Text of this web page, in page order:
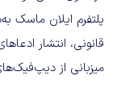
پلتفرم ایلان ماسک
میزبانی از